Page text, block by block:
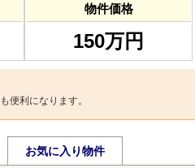
物件価格
150万円
便利になります。
お気に入り物件